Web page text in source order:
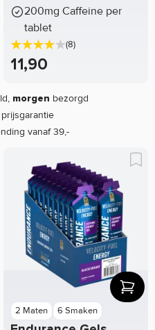
200mg Caffeine per
tablet
(8)
11,90
morgen bezorgd
prijsgarantie
vanaf 39,-
2 Maten 6 Smaken